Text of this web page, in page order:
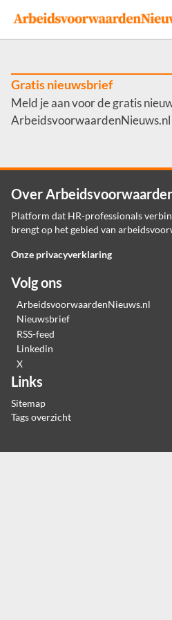
Events
Adverteren
Werkgevers
Contact
Gratis nieuwsbrief
Meld je aan voor de gratis
ArbeidsvoorwaardenNieuws.nl
Over
Platform dat HR-professionals
brengt op het gebied van
Onze privacyverklaring
Volg ons
ArbeidsvoorwaardenNieuws.nl
Nieuwsbrief
RSS-feed
Linkedin
X
Links
Sitemap
Tags overzicht